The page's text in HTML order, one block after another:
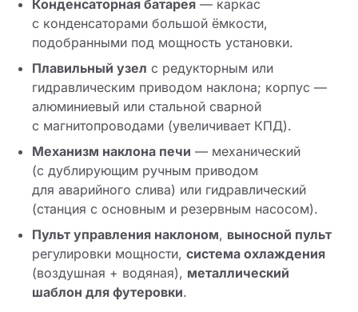
Конденсаторная батарея — каркас
с конденсаторами большой ёмкости,
подобранными под мощность установки.
Плавильный узел с редукторным или
гидравлическим приводом наклона; корпус —
алюминиевый или стальной сварной
с магнитопроводами (увеличивает КПД).
Механизм наклона печи — механический
(с дублирующим ручным приводом
для аварийного слива) или гидравлический
(станция с основным и резервным насосом).
Пульт управления наклоном, выносной пульт
регулировки мощности, система охлаждения
(воздушная + водяная), металлический
шаблон для футеровки.